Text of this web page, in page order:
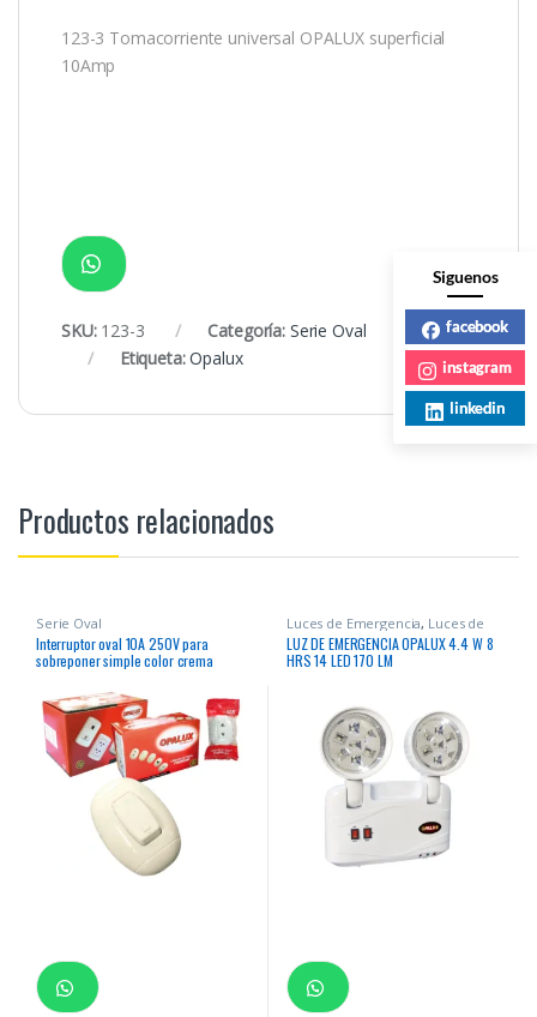
123-3 Tomacorriente universal OPALUX superficial
10Amp
SKU: 123-3 Categoría: Serie Oval
Etiqueta:Opalux
Productos relacionados
Serie Oval
Interruptor oval 10A 250V para
sobreponer simple color crema
Luces de Emergencia, Luces de
emergencia
LUZ DE EMERGENCIA OPALUX 4.4 W 8
HRS 14 LED 170 LM
Siguenos
facebook
instagram
linkedin